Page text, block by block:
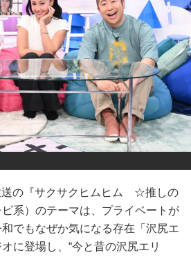
の『サクサクヒムヒム ☆推しの
系）のテーマは、プライベートが
でもなぜか気になる存在「沢尻エ
に登場し、“今と昔の沢尻エリ